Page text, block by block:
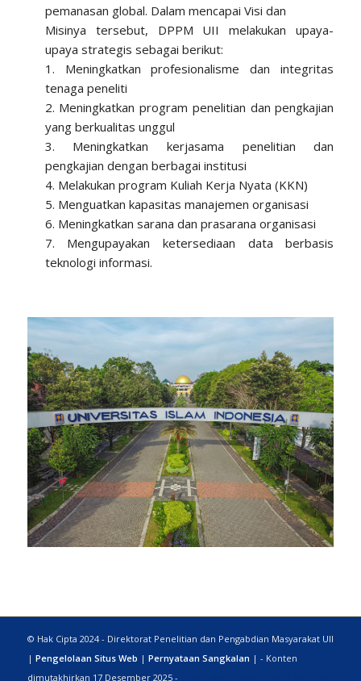
pemanasan global. Dalam mencapai Visi dan
Misinya tersebut, DPPM UII melakukan upaya-
upaya strategis sebagai berikut:
1. Meningkatkan profesionalisme dan integritas
tenaga peneliti
2. Meningkatkan program penelitian dan pengkajian
yang berkualitas unggul
3. Meningkatkan kerjasama penelitian dan
pengkajian dengan berbagai institusi
4. Melakukan program Kuliah Kerja Nyata (KKN)
5. Menguatkan kapasitas manajemen organisasi
6. Meningkatkan sarana dan prasarana organisasi
7. Mengupayakan ketersediaan data berbasis
teknologi informasi.
© Hak Cipta 2024 - Direktorat Penelitian dan Pengabdian Masyarakat UII
| Pengelolaan Situs Web | Pernyataan Sangkalan | - Konten
dimutakhirkan 17 Desember 2025 -